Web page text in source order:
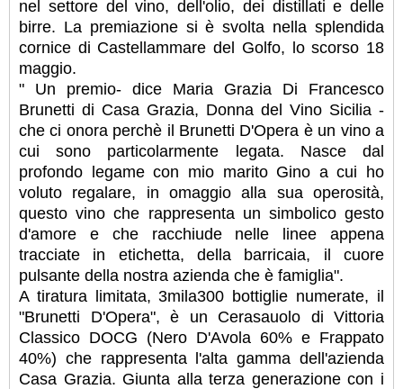
nel settore del vino, dell'olio, dei distillati e delle
birre. La premiazione si è svolta nella splendida
cornice di Castellammare del Golfo, lo scorso 18
maggio.
" Un premio- dice Maria Grazia Di Francesco
Brunetti di Casa Grazia, Donna del Vino Sicilia -
che ci onora perchè il Brunetti D'Opera è un vino a
cui sono particolarmente legata. Nasce dal
profondo legame con mio marito Gino a cui ho
voluto regalare, in omaggio alla sua operosità,
questo vino che rappresenta un simbolico gesto
d'amore e che racchiude nelle linee appena
tracciate in etichetta, della barricaia, il cuore
pulsante della nostra azienda che è famiglia".
A tiratura limitata, 3mila300 bottiglie numerate, il
"Brunetti D'Opera", è un Cerasauolo di Vittoria
Classico DOCG (Nero D'Avola 60% e Frappato
40%) che rappresenta l'alta gamma dell'azienda
Casa Grazia. Giunta alla terza generazione con i